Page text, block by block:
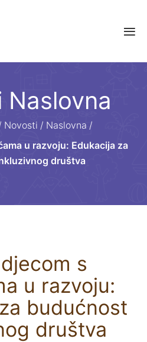
Naslovna
Novosti / Naslovna /
u razvoju: Edukacija za
društva
s
u razvoju:
budućnost
društva